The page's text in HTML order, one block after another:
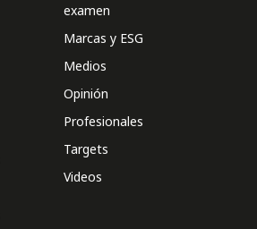
examen
Marcas y ESG
Medios
Opinión
Profesionales
Targets
Videos